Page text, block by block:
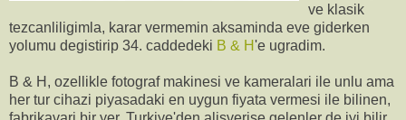
ve klasik
tezcanliligimla, karar vermemin aksaminda eve giderken
yolumu degistirip 34. caddedeki B & H'e ugradim.
B & H, ozellikle fotograf makinesi ve kameralari ile unlu ama
her tur cihazi piyasadaki en uygun fiyata vermesi ile bilinen,